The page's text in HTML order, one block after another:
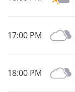
17:00 PM
18:00 PM